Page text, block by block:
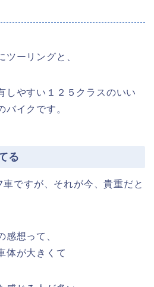
ツーリングと、
しやすい１２５クラスのいい
バイクです。
る
ですが、それが今、貴重だと
感想って、
体が大きくて